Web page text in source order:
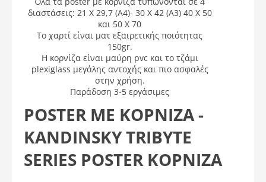
διαστάσεις: 21 X 29,7 (A4)- 30 X 42 (A3) 40 X 50
και 50 Χ 70
Το χαρτί είναι ματ εξαιρετικής ποιότητας
150gr.
Η κορνίζα είναι μαύρη pvc και το τζάμι
plexiglass μεγάλης αντοχής και πιο ασφαλές
στην χρήση.
Παράδοση 3-5 εργάσιμες
POSTER ΜΕ ΚΟΡΝΙΖΑ -
KANDINSKY TRIBYTE
SERIES POSTER ΚΟΡΝΊΖΑ